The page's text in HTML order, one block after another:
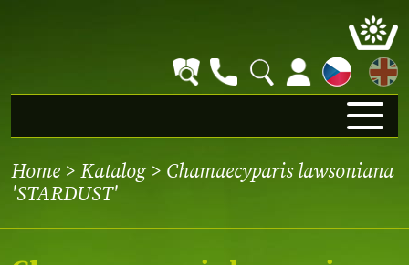
EN
Home > Katalog> Chamaecyparis lawsoniana
'STARDUST'